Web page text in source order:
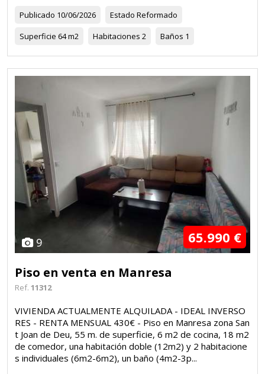
Publicado 10/06/2026 Estado Reformado
Superficie 64 m2 Habitaciones 2 Baños 1
9 65.990 €
Piso en venta en Manresa
Ref. 11312
VIVIENDA ACTUALMENTE ALQUILADA - IDEAL INVERSO
RES - RENTA MENSUAL 430€ - Piso en Manresa zona San
t Joan de Deu, 55 m. de superficie, 6 m2 de cocina, 18 m2
de comedor, una habitación doble (12m2) y 2 habitacione
s individuales (6m2-6m2), un baño (4m2-3p...